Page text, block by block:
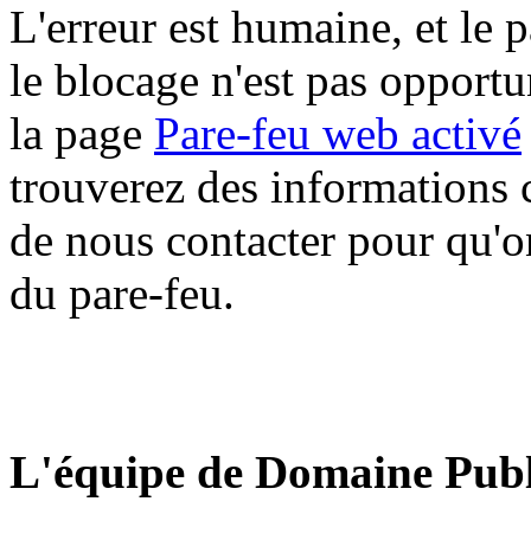
L'erreur est humaine, et le
le blocage n'est pas
la page Pare-feu web activé
trouverez des informations
de nous contacter pour
du pare-feu.
L'équipe de Domaine